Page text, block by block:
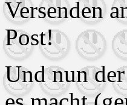
Versenden
Post!
Und nun